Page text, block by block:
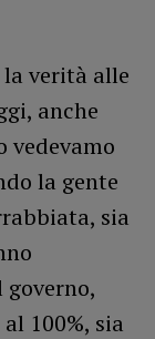
la verità alle
anche
vedevamo
la gente
sia
100%, sia